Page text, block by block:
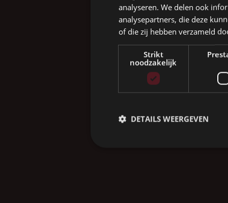
analyseren. We delen ook
analysepartners, die deze
of die zij hebben verzameld
Strikt
noodzakelijk
DETAILS WEERGEVEN